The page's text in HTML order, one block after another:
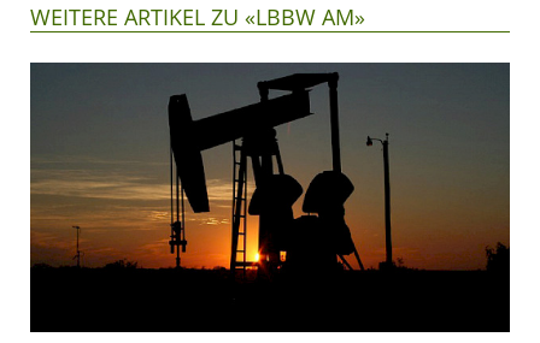
WEITERE ARTIKEL ZU «LBBW AM»